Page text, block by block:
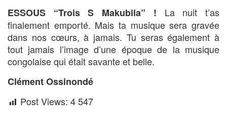
ESSOUS “Trois S Makubila” ! La nuit t’as
finalement emporté. Mais ta musique sera gravée
dans nos cœurs, à jamais. Tu seras également à
tout jamais l’image d’une époque de la musique
congolaise qui était savante et belle.
Clément Ossinondé
Post Views: 4 547